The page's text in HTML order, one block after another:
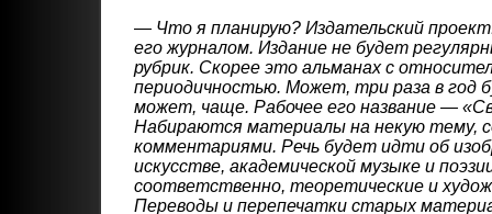
— Что я планирую? Издательский
его журналом. Издание не будет
рубрик. Скорее это альманах с
периодичностью. Может, три раза в год
может, чаще. Рабочее его название —
Набираются материалы на некую тему,
комментариями. Речь будет идти об
искусстве, академической музыке и
соответственно, теоретические и
Переводы и перепечатки старых